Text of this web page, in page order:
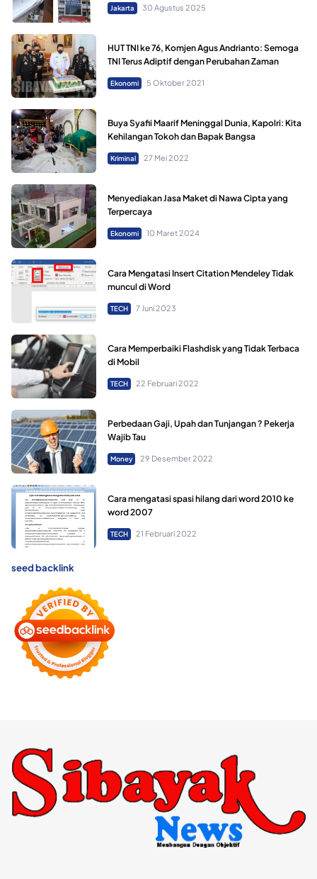
Jakarta 30 Agustus 2025
HUT TNI ke 76, Komjen Agus Andrianto: Semoga
TNI Terus Adiptif dengan Perubahan Zaman
Ekonomi 5 Oktober 2021
Buya Syafii Maarif Meninggal Dunia, Kapolri: Kita
Kehilangan Tokoh dan Bapak Bangsa
Kriminal 27 Mei 2022
Menyediakan Jasa Maket di Nawa Cipta yang
Terpercaya
Ekonomi 10 Maret 2024
Cara Mengatasi Insert Citation Mendeley Tidak
muncul di Word
TECH 7 Juni 2023
Cara Memperbaiki Flashdisk yang Tidak Terbaca
di Mobil
TECH 22 Februari 2022
Perbedaan Gaji, Upah dan Tunjangan ? Pekerja
Wajib Tau
Money 29 Desember 2022
Cara mengatasi spasi hilang dari word 2010 ke
word 2007
TECH 21 Februari 2022
seed backlink